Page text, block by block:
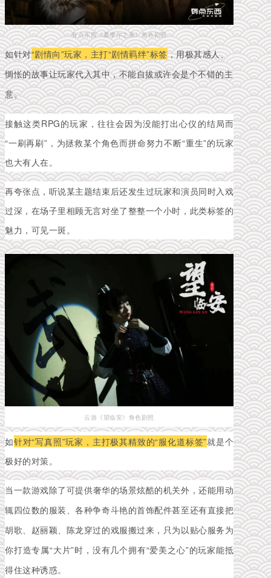
有点东西《夏摩尔之夜》角色剧照
如针对“剧情向”玩家，主打“剧情羁绊”标签，用极其感人、
惆怅的故事让玩家代入其中，不能自拔或许会是个不错的主
意。
接触这类RPG的玩家，往往会因为没能打出心仪的结局而
“一刷再刷”，为拯救某个角色而拼命努力不断“重生”的玩家
也大有人在。
再夸张点，听说某主题结束后还发生过玩家和演员同时入戏
过深，在场子里相顾无言对坐了整整一个小时，此类标签的
魅力，可见一斑。
云游《望临安》角色剧照
如针对“写真照”玩家，主打极其精致的“服化道标签”就是个
极好的对策。
当一款游戏除了可提供奢华的场景炫酷的机关外，还能用动
辄四位数的服装、各种争奇斗艳的首饰配件甚至还有直接把
胡歌、赵丽颖、陈龙穿过的戏服搬过来，只为以贴心服务为
你打造专属“大片”时， 没有几个拥有“爱美之心”的玩家能抵
得住这种诱惑。